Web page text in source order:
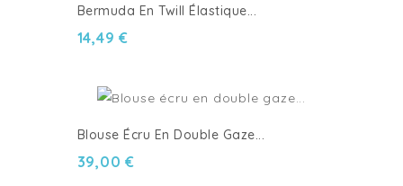
Bermuda En Twill Élastique...
14,49 €
Blouse Écru En Double Gaze...
39,00 €